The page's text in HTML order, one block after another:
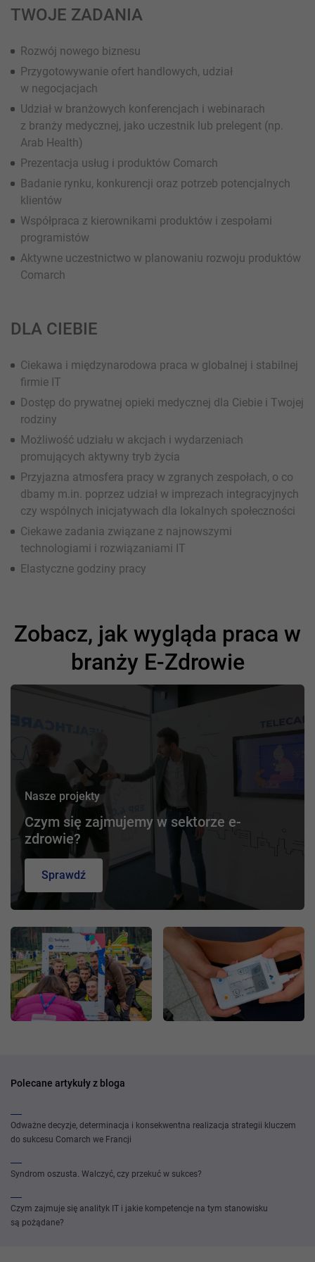
TWOJE ZADANIA
Rozwój nowego biznesu
Przygotowywanie ofert handlowych, udział
w negocjacjach
Udział w branżowych konferencjach i webinarach
z branży medycznej, jako uczestnik lub prelegent (np.
Arab Health)
Prezentacja usług i produktów Comarch
Badanie rynku, konkurencji oraz potrzeb potencjalnych
klientów
Współpraca z kierownikami produktów i zespołami
programistów
Aktywne uczestnictwo w planowaniu rozwoju produktów
Comarch
DLA CIEBIE
Ciekawa i międzynarodowa praca w globalnej i stabilnej
firmie IT
Dostęp do prywatnej opieki medycznej dla Ciebie i Twojej
rodziny
Możliwość udziału w akcjach i wydarzeniach
promujących aktywny tryb życia
Przyjazna atmosfera pracy w zgranych zespołach, o co
dbamy m.in. poprzez udział w imprezach integracyjnych
czy wspólnych inicjatywach dla lokalnych społeczności
Ciekawe zadania związane z najnowszymi
technologiami i rozwiązaniami IT
Elastyczne godziny pracy
Zobacz, jak wygląda praca w
branży E-Zdrowie
Nasze projekty
Czym się zajmujemy w sektorze e-
zdrowie?
Sprawdź
Polecane artykuły z bloga
Odważne decyzje, determinacja i konsekwentna realizacja strategii kluczem
do sukcesu Comarch we Francji
Syndrom oszusta. Walczyć, czy przekuć w sukces?
Czym zajmuje się analityk IT i jakie kompetencje na tym stanowisku
są pożądane?